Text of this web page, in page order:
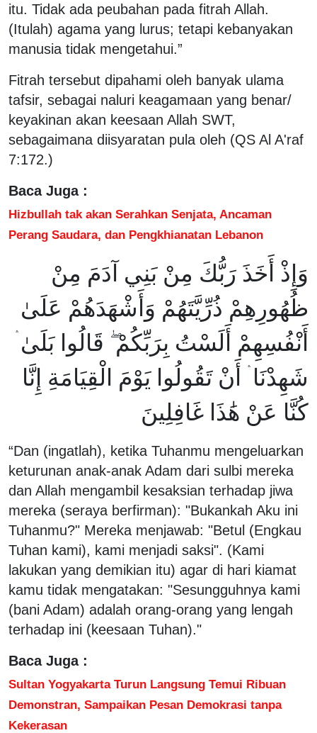
itu. Tidak ada peubahan pada fitrah Allah.
(Itulah) agama yang lurus; tetapi kebanyakan
manusia tidak mengetahui.”
Fitrah tersebut dipahami oleh banyak ulama
tafsir, sebagai naluri keagamaan yang benar/
keyakinan akan keesaan Allah SWT,
sebagaimana diisyaratan pula oleh (QS Al A'raf
7:172.)
Baca Juga :
Hizbullah tak akan Serahkan Senjata, Ancaman
Perang Saudara, dan Pengkhianatan Lebanon
وَإِذْ أَخَذَ رَبُّكَ مِنْ بَنِي آدَمَ مِنْ
ظُهُورِهِمْ ذُرِّيَّتَهُمْ وَأَشْهَدَهُمْ عَلَىٰ
أَنْفُسِهِمْ أَلَسْتُ بِرَبِّكُمْ ۖ قَالُوا بَلَىٰ ۛ
شَهِدْنَا ۛ أَنْ تَقُولُوا يَوْمَ الْقِيَامَةِ إِنَّا
كُنَّا عَنْ هَٰذَا غَافِلِينَ
“Dan (ingatlah), ketika Tuhanmu mengeluarkan
keturunan anak-anak Adam dari sulbi mereka
dan Allah mengambil kesaksian terhadap jiwa
mereka (seraya berfirman): "Bukankah Aku ini
Tuhanmu?" Mereka menjawab: "Betul (Engkau
Tuhan kami), kami menjadi saksi". (Kami
lakukan yang demikian itu) agar di hari kiamat
kamu tidak mengatakan: "Sesungguhnya kami
(bani Adam) adalah orang-orang yang lengah
terhadap ini (keesaan Tuhan)."
Baca Juga :
Sultan Yogyakarta Turun Langsung Temui Ribuan
Demonstran, Sampaikan Pesan Demokrasi tanpa
Kekerasan